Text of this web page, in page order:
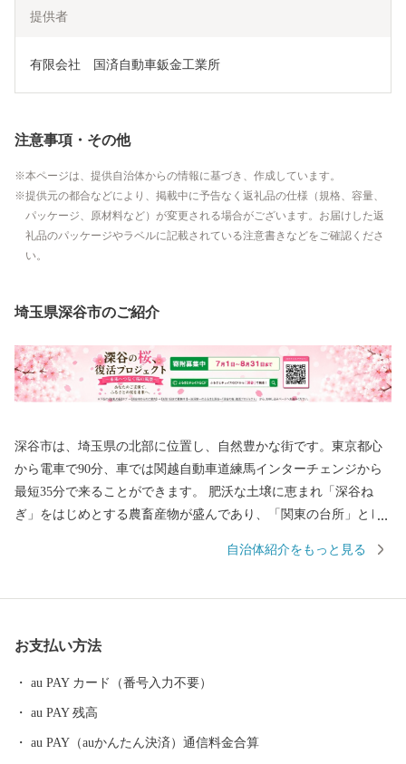
提供者
有限会社　国済自動車鈑金工業所
注意事項・その他
本ページは、提供自治体からの情報に基づき、作成しています。
提供元の都合などにより、掲載中に予告なく返礼品の仕様（規格、容量、
パッケージ、原材料など）が変更される場合がございます。お届けした返
礼品のパッケージやラベルに記載されている注意書きなどをご確認くださ
い。
埼玉県深谷市のご紹介
深谷市は、埼玉県の北部に位置し、自然豊かな街です。東京都心
から電車で90分、車では関越自動車道練馬インターチェンジから
最短35分で来ることができます。 肥沃な土壌に恵まれ「深谷ね
ぎ」をはじめとする農畜産物が盛んであり、「関東の台所」とし
チューリップなど花き栽培や造園業も盛んです。 また、最近２０
６００もの教育機関・社会公共事業の支援と民間外交にも熱心に
取り組み、数々の功績を残しました。 なお、財務省が発表したデ
すが、東京駅で使用されている煉瓦は、渋沢栄一翁が明治２０年
に設立した日本煉瓦製造会社（後の日本煉瓦製造株式会社）の上
自治体紹介をもっと見る
お支払い方法
au PAY カード（番号入力不要）
au PAY 残高
au PAY（auかんたん決済）通信料金合算